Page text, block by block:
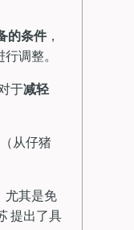
的条件，
调整。
于减轻
从仔猪
尤其是免
提出了具